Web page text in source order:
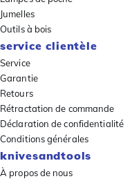
Jumelles
Outils à bois
service clientèle
Service
Garantie
Retours
Rétractation de commande
Déclaration de confidentialité
Conditions générales
knivesandtools
À propos de nous